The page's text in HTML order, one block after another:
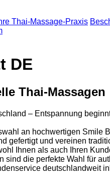
Thai-Massage-Praxis
DE
Thai-Massagen
– Entspannung
an hochwertigen
gefertigt und vereinen
Ihnen als auch Ihren
sind die perfekte Wahl für
deutschlandweit